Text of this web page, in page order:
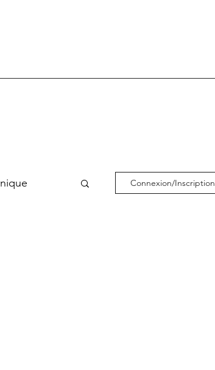
Connexion/Inscription